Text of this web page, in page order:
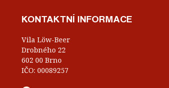
KONTAKTNÍ INFORMACE
Vila Löw-Beer
Drobného 22
602 00 Brno
IČO: 00089257